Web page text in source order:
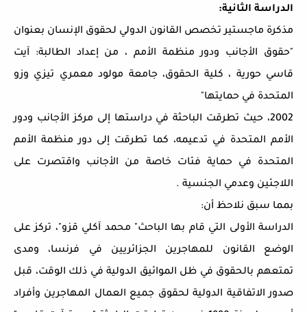
الدراسة الثانية:
مذكرة ماجستير تخصص القانون الدولي لحقوق الإنسان بعنوان
"حقوق الأجانب ودور منظمة الأمم ، من إعداد الطالبة: آيت
قاسي حورية ، كلية الحقوق، جامعة مولود معمري تيزي وزو
المتحدة في حمايتها"
2002، حيث تطرقت الباحثة في دراستها إلى مركز الأجانب ودور
الأمم المتحدة في تدعيمه، كما تطرقت إلى دور منظمة الأمم
المتحدة في حماية فئات خاصة من الأجانب واقتصرت على
اللاجئين وعدمي الجنسية .
بمما سبق نلاحظ أن:
الدراسة الأولى التي قام بها الباحث" محمد آكلي قزو"، تركز على
الوضع القانون للمهاجرين الجزائريين في فرنسا، ومدى
تمتعهم بالحقوق في ظل الموائيق الدولية في ذلك الوقت، قبل
صدور الاتفاقية الدولية لحقوق جميع العمال المهاجرين وأفراد